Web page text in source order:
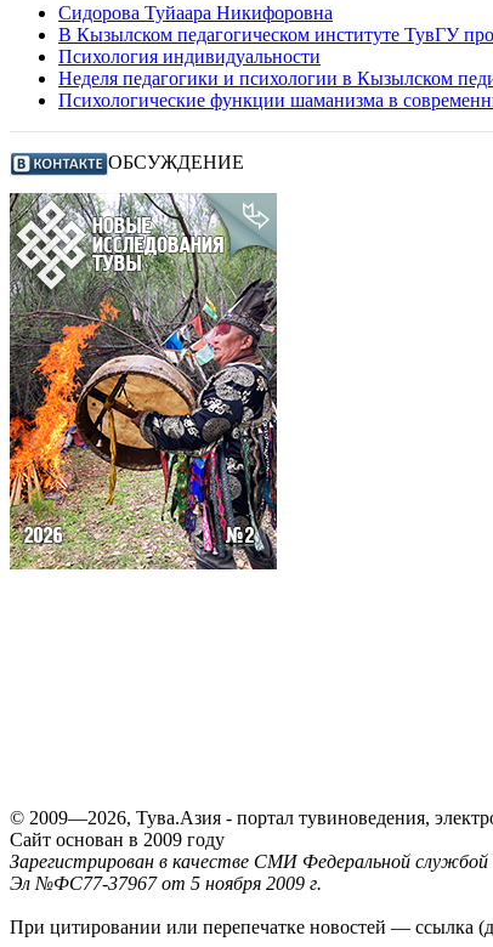
Сидорова Туйаара Никифоровна
В Кызылском педагогическом институте ТувГУ
Психология индивидуальности
Неделя педагогики и психологии в Кызылском
Психологические функции шаманизма в
ОБСУЖДЕНИЕ
© 2009—2026, Тува.Азия - портал тувиноведения,
Сайт основан в 2009 году
Зарегистрирован в качестве СМИ Федеральной службой
Эл №ФС77-37967 от 5 ноября 2009 г.
При цитировании или перепечатке новостей — ссылка